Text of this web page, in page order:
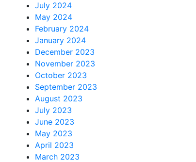
July 2024
May 2024
February 2024
January 2024
December 2023
November 2023
October 2023
September 2023
August 2023
July 2023
June 2023
May 2023
April 2023
March 2023